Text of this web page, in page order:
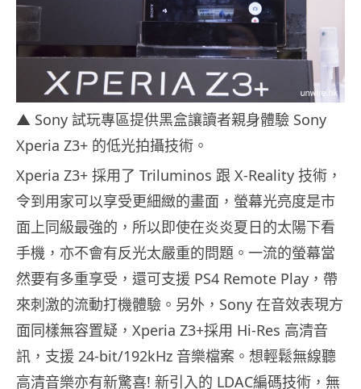
▲ Sony 試玩專區提供黑盒讓讀者親身體驗 Sony
Xperia Z3+ 的低光拍攝技術。
Xperia Z3+ 採用了 Triluminos 跟 X-Reality 技術，
令到用家可以享受更細緻的畫面，螢幕光亮度是市
面上同級最強的，所以即使在炎炎夏日的太陽下看
手機，亦不會有反光太嚴重的問題。一流的螢幕當
然要有多重享受，還可支援 PS4 Remote Play，帶
來刺激的流動打機體驗。另外，Sony 在音效表現方
面同樣無容置疑， Xperia Z3+採用 Hi-Res 高清音
訊，支援 24-bit/192kHz 音樂檔案。 想輕鬆無線聽
高清音樂亦有新驚喜! 新引入的 LDAC編碼技術， 無